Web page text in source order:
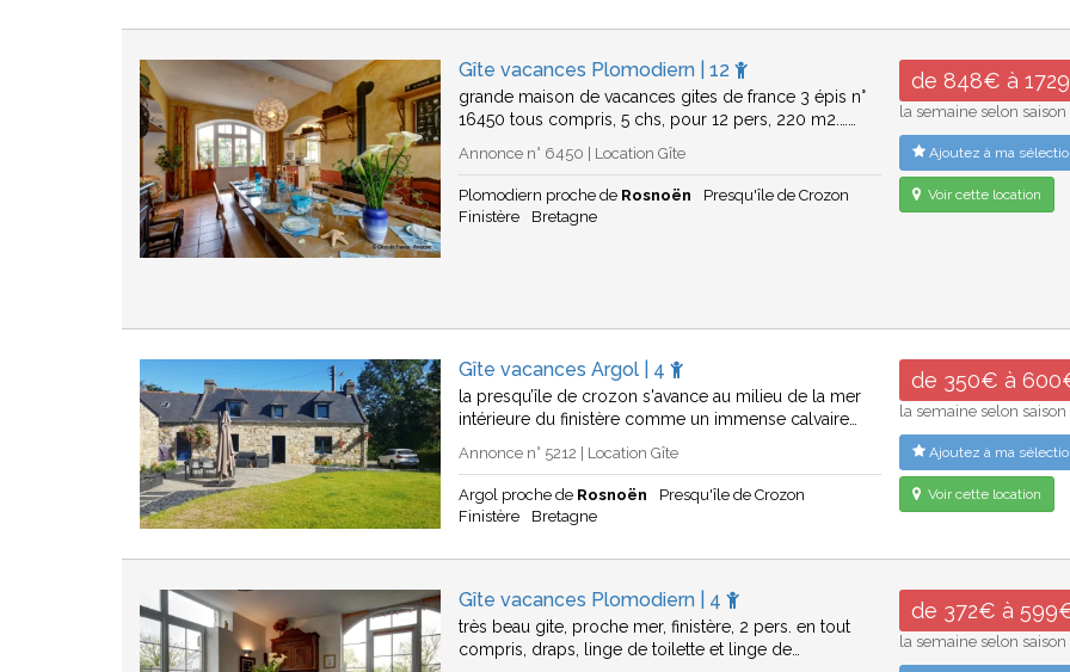
Gîte vacances Plomodiern | 12
grande maison de vacances gites de france 3 épis n°
16450 tous compris, 5 chs, pour 12 pers, 220 m2.……
Annonce n° 6450 | Location Gîte
Plomodiern proche de Rosnoën
Presqu'île de Crozon
Finistère
Bretagne
de 848€ à
la semaine selon saison
Ajoutez à ma
Voir cette location
Gîte vacances Argol | 4
la presqu’île de crozon s'avance au milieu de la mer
intérieure du finistère comme un immense calvaire…
Annonce n° 5212 | Location Gîte
Argol proche de Rosnoën
Presqu'île de Crozon
Finistère
Bretagne
de 350€ à
la semaine selon saison
Ajoutez à ma
Voir cette location
Gîte vacances Plomodiern | 4
très beau gite, proche mer, finistère, 2 pers. en tout
compris, draps, linge de toilette et linge de…
de 372€ à
la semaine selon saison